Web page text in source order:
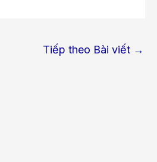
Tiếp theo Bài viết →